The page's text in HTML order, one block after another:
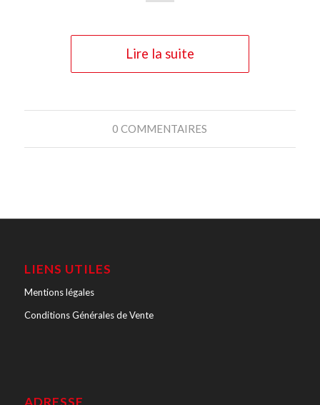
Lire la suite
0 COMMENTAIRES
LIENS UTILES
Mentions légales
Conditions Générales de Vente
ADRESSE